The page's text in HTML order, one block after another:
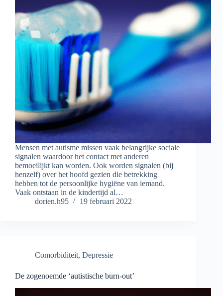
Mensen met autisme missen vaak belangrijke sociale
signalen waardoor het contact met anderen
bemoeilijkt kan worden. Ook worden signalen (bij
henzelf) over het hoofd gezien die betrekking
hebben tot de persoonlijke hygiëne van iemand.
Vaak ontstaan in de kindertijd al…
dorien.h95
19 februari 2022
Comorbiditeit, Depressie
De zogenoemde ‘autistische burn-out’